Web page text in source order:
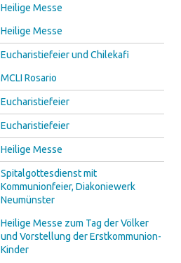
Heilige Messe
Heilige Messe
Eucharistiefeier und Chilekafi
MCLI Rosario
Eucharistiefeier
Eucharistiefeier
Heilige Messe
Spitalgottesdienst mit
Kommunionfeier, Diakoniewerk
Neumünster
Heilige Messe zum Tag der Völker
und Vorstellung der Erstkommunion-
Kinder